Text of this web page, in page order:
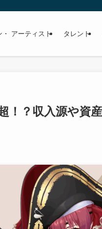
・ アーティスト タレント
！？収入源や資